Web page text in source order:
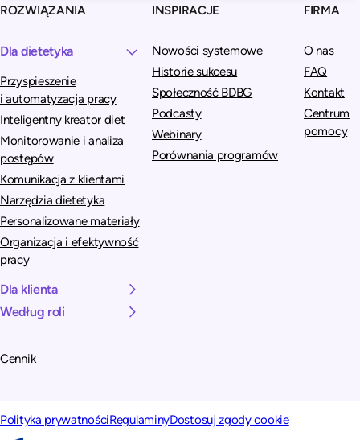
ROZWIĄZANIA
Dla dietetyka
Przyspieszenie
i automatyzacja pracy
Inteligentny kreator diet
Monitorowanie i analiza
postępów
Komunikacja z klientami
Narzędzia dietetyka
Personalizowane materiały
Organizacja i efektywność
pracy
Dla klienta
Według roli
Cennik
INSPIRACJE
Nowości systemowe
Historie sukcesu
Społeczność BDBG
Podcasty
Webinary
Porównania programów
FIRMA
O nas
FAQ
Kontakt
Centrum
pomocy
e
Polityka prywatnościRegulaminyDostosuj zgody cookie